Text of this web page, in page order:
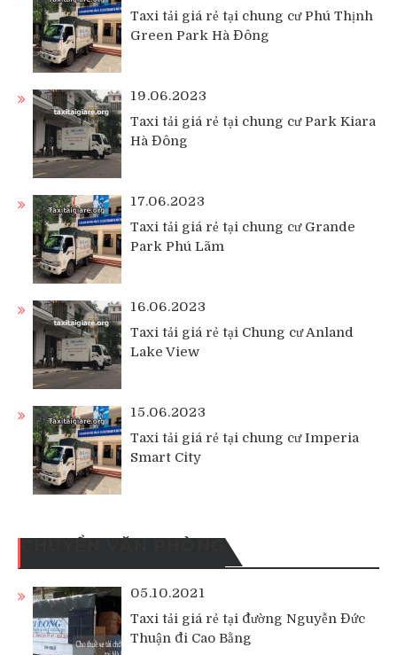
Taxi tải giá rẻ tại chung cư Phú Thịnh
Green Park Hà Đông
19.06.2023
Taxi tải giá rẻ tại chung cư Park Kiara
Hà Đông
17.06.2023
Taxi tải giá rẻ tại chung cư Grande
Park Phú Lãm
16.06.2023
Taxi tải giá rẻ tại Chung cư Anland
Lake View
15.06.2023
Taxi tải giá rẻ tại chung cư Imperia
Smart City
CHUYỂN VĂN PHÒNG
05.10.2021
Taxi tải giá rẻ tại đường Nguyễn Đức
Thuận đi Cao Bằng